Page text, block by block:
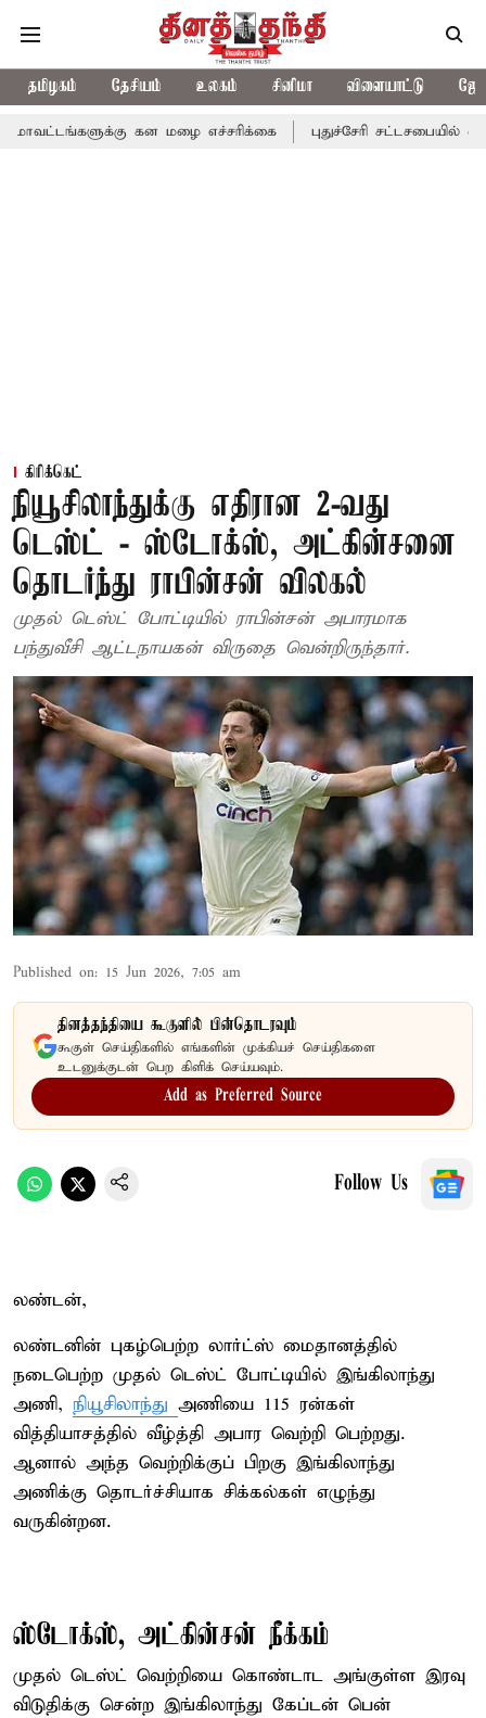
தமிழகம் தேசியம் உலகம் சினிமா விளையாட்டு
கன மழை எச்சரிக்கை புதுச்சேரி சட்டசபையில் வரும் 24ம்
கிரிக்கெட்
நியூசிலாந்துக்கு எதிரான 2-வது
டெஸ்ட் - ஸ்டோக்ஸ், அட்கின்சனை
தொடர்ந்து ராபின்சன் விலகல்
முதல் டெஸ்ட் போட்டியில் ராபின்சன் அபாரமாக
பந்துவீசி ஆட்டநாயகன் விருதை வென்றிருந்தார்.
Published on: 15 Jun 2026, 7:05 am
தினத்தந்தியை கூகுளில் பின்தொடரவும்
கூகுள் செய்திகளில் எங்களின் முக்கியச் செய்திகளை
உடனுக்குடன் பெற கிளிக் செய்யவும்.
Add as Preferred Source
Follow Us
லண்டன்,
லண்டனின் புகழ்பெற்ற லார்ட்ஸ் மைதானத்தில்
நடைபெற்ற முதல் டெஸ்ட் போட்டியில் இங்கிலாந்து
அணி, நியூசிலாந்து அணியை 115 ரன்கள்
வித்தியாசத்தில் வீழ்த்தி அபார வெற்றி பெற்றது.
ஆனால் அந்த வெற்றிக்குப் பிறகு இங்கிலாந்து
அணிக்கு தொடர்ச்சியாக சிக்கல்கள் எழுந்து
வருகின்றன.
ஸ்டோக்ஸ், அட்கின்சன் நீக்கம்
முதல் டெஸ்ட் வெற்றியை கொண்டாட அங்குள்ள இரவு
விடுதிக்கு சென்ற இங்கிலாந்து கேப்டன் பென்